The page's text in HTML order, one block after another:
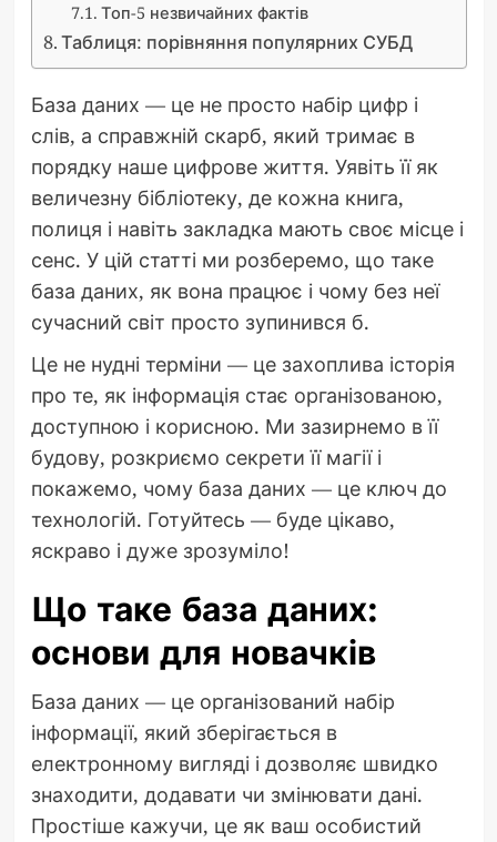
Топ-5 незвичайних фактів
Таблиця: порівняння популярних СУБД
База даних — це не просто набір цифр і
слів, а справжній скарб, який тримає в
порядку наше цифрове життя. Уявіть її як
величезну бібліотеку, де кожна книга,
полиця і навіть закладка мають своє місце і
сенс. У цій статті ми розберемо, що таке
база даних, як вона працює і чому без неї
сучасний світ просто зупинився б.
Це не нудні терміни — це захоплива історія
про те, як інформація стає організованою,
доступною і корисною. Ми зазирнемо в її
будову, розкриємо секрети її магії і
покажемо, чому база даних — це ключ до
технологій. Готуйтесь — буде цікаво,
яскраво і дуже зрозуміло!
Що таке база даних:
основи для новачків
База даних — це організований набір
інформації, який зберігається в
електронному вигляді і дозволяє швидко
знаходити, додавати чи змінювати дані.
Простіше кажучи, це як ваш особистий